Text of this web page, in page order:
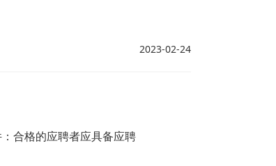
2023-02-24
合格的应聘者应具备应聘